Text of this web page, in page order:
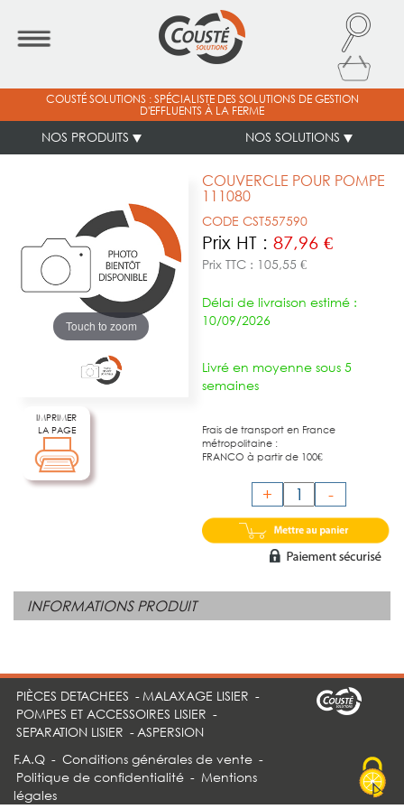
COUSTÉ SOLUTIONS : SPÉCIALISTE DES SOLUTIONS DE GESTION
D'EFFLUENTS À LA FERME
NOS PRODUITS NOS SOLUTIONS
Touch to zoom
COUVERCLE POUR POMPE
111080
CODE CST557590
Prix HT : 87,96 €
Prix TTC : 105,55 €
Délai de livraison estimé :
10/09/2026
Livré en moyenne sous 5
semaines
Frais de transport en France
métropolitaine :
FRANCO à partir de 100€
+ -
IMPRIMER
LA PAGE
INFORMATIONS PRODUIT
PIÈCES DETACHEES - MALAXAGE LISIER -
POMPES ET ACCESSOIRES LISIER -
SEPARATION LISIER - ASPERSION
F.A.Q - Conditions générales de vente -
Politique de confidentialité - Mentions
légales